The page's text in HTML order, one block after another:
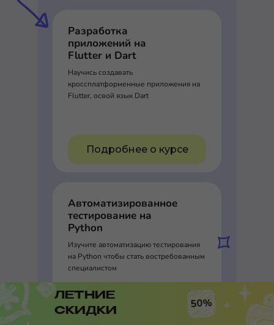
Разработка
приложений на
Flutter и Dart
Научись создавать
кроссплатформенные приложения на
Flutter, освой язык Dart
Подробнее о курсе
Автоматизированное
тестирование на
Python
Изучите автоматизацию тестирования
на Python чтобы стать востребованным
специалистом
ЛЕТНИЕ
СКИДКИ
50%